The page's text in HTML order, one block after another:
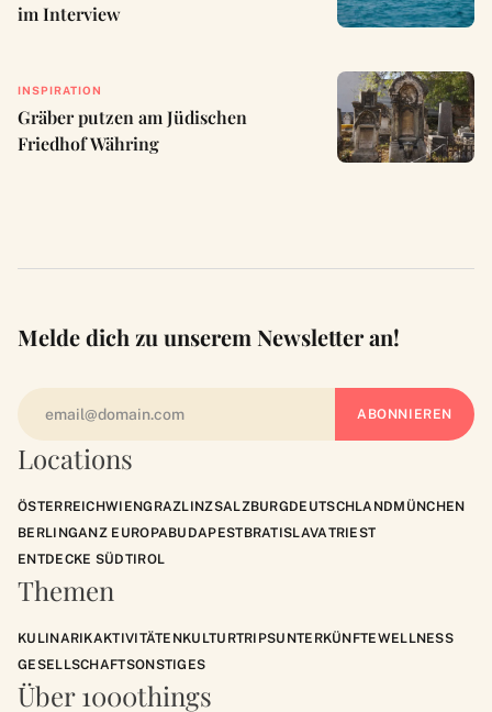
im Interview
INSPIRATION
Gräber putzen am Jüdischen
Friedhof Währing
Locations
ÖSTERREICHWIENGRAZLINZSALZBURGDEUTSCHLANDMÜNCHEN
BERLINGANZ EUROPABUDAPESTBRATISLAVATRIEST
ENTDECKE SÜDTIROL
Themen
KULINARIKAKTIVITÄTENKULTURTRIPSUNTERKÜNFTEWELLNESS
GESELLSCHAFTSONSTIGES
Über 1000things
Melde dich zu unserem Newsletter an!